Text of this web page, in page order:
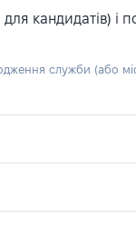
кандидатів) і
служби (або